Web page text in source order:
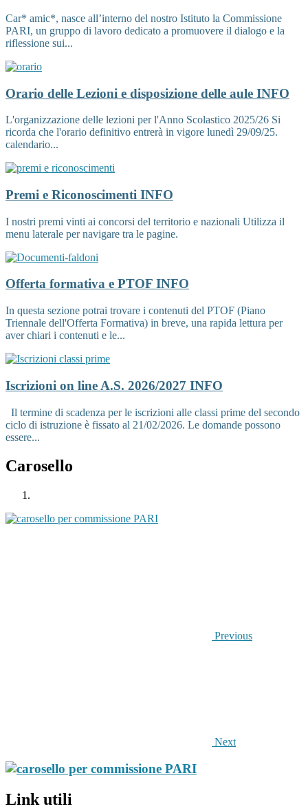
Car* amic*, nasce all’interno del nostro Istituto la Commissione
PARI, un gruppo di lavoro dedicato a promuovere il dialogo e la
riflessione sui...
Orario delle Lezioni e disposizione delle aule INFO
L'organizzazione delle lezioni per l'Anno Scolastico 2025/26 Si
ricorda che l'orario definitivo entrerà in vigore lunedì 29/09/25.
calendario...
Premi e Riconoscimenti INFO
I nostri premi vinti ai concorsi del territorio e nazionali Utilizza il
menu laterale per navigare tra le pagine.
Offerta formativa e PTOF INFO
In questa sezione potrai trovare i contenuti del PTOF (Piano
Triennale dell'Offerta Formativa) in breve, una rapida lettura per
aver chiari i contenuti e le...
Iscrizioni on line A.S. 2026/2027 INFO
Il termine di scadenza per le iscrizioni alle classi prime del secondo
ciclo di istruzione è fissato al 21/02/2026. Le domande possono
essere...
Carosello
Previous
Next
Link utili